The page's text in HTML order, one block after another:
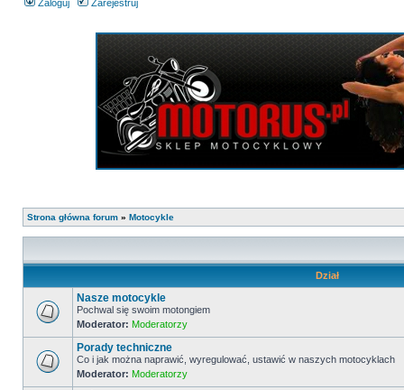
Zaloguj Zarejestruj
Strona główna forum » Motocykle
Dział
Nasze motocykle
Pochwal się swoim motongiem
Moderator: Moderatorzy
Porady techniczne
Co i jak można naprawić, wyregulować, ustawić w naszych motocyklach
Moderator: Moderatorzy